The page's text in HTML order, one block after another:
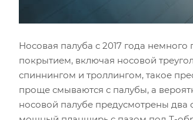
Носовая палуба с 2017 года
покрытием, включая носовой
спиннингом и троллингом, такое
проще смываются с палубы, а
носовой палубе предусмотрены два